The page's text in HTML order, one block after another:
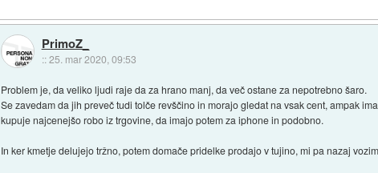
PrimoZ_
::25. mar 2020, 09:53
Problem je, da veliko ljudi raje da za hrano manj, da več ostane za nepotrebno šaro.
Se zavedam da jih preveč tudi tolče revščino in morajo gledat na vsak cent, ampak
kupuje najcenejšo robo iz trgovine, da imajo potem za iphone in podobno.
In ker kmetje delujejo tržno, potem domače pridelke prodajo v tujino, mi pa nazaj